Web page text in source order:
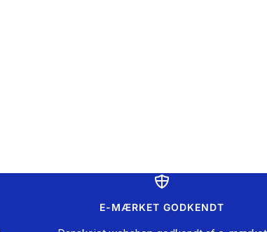
E-MÆRKET GODKENDT